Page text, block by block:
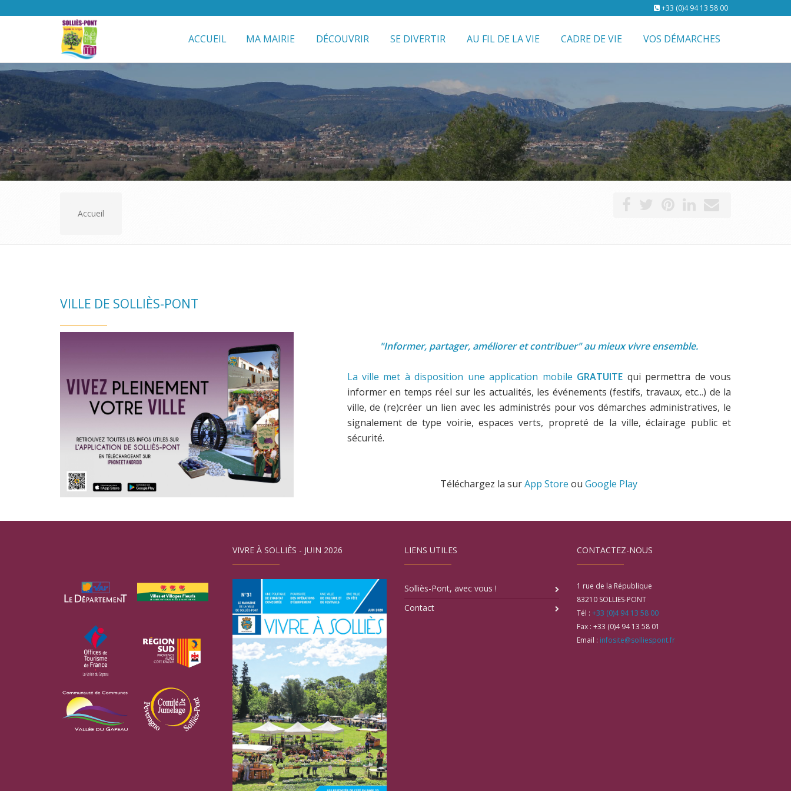
+33 (0)4 94 13 58 00
ACCUEIL MA MAIRIE DÉCOUVRIR SE DIVERTIR AU FIL DE LA VIE CADRE DE VIE VOS DÉMARCHES
Accueil
VILLE DE SOLLIÈS-PONT
"Informer, partager, améliorer et contribuer" au mieux vivre ensemble.
La ville met à disposition une application mobile GRATUITE qui permettra de vous
informer en temps réel sur les actualités, les événements (festifs, travaux, etc...) de la
ville, de (re)créer un lien avec les administrés pour vos démarches administratives, le
signalement de type voirie, espaces verts, propreté de la ville, éclairage public et
sécurité.
Téléchargez la surApp Store ouGoogle Play
VIVRE À SOLLIÈS - JUIN 2026 LIENS UTILES
Solliès-Pont, avec vous !
Contact
CONTACTEZ-NOUS
1 rue de la République
83210 SOLLIES-PONT
Tél : +33 (0)4 94 13 58 00
Fax : +33 (0)4 94 13 58 01
Email : infosite@solliespont.fr